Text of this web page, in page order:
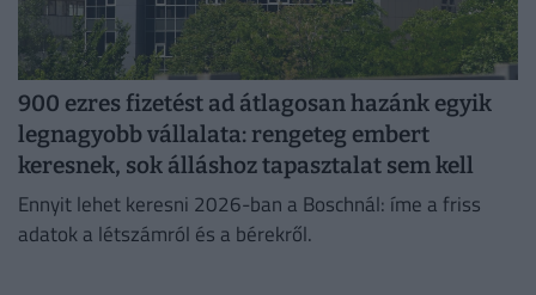
900 ezres fizetést ad átlagosan hazánk egyik
legnagyobb vállalata: rengeteg embert
keresnek, sok álláshoz tapasztalat sem kell
Ennyit lehet keresni 2026-ban a Boschnál: íme a friss
adatok a létszámról és a bérekről.